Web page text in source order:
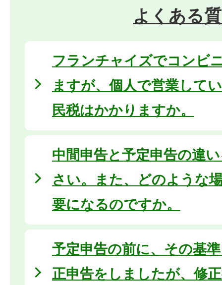
よくある
フランチャイズでコンビ
ますが、個人で営業して
民税はかかりますか。
中間申告と予定申告の違
さい。また、どのような
要になるのですか。
予定申告の前に、その基
正申告をしましたが、修